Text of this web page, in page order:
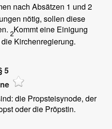
nach Absätzen 1 und 2
nötig, sollen diese
2Kommt eine Einigung
Kirchenregierung.
5
die Propsteisynode, der
oder die Pröpstin.